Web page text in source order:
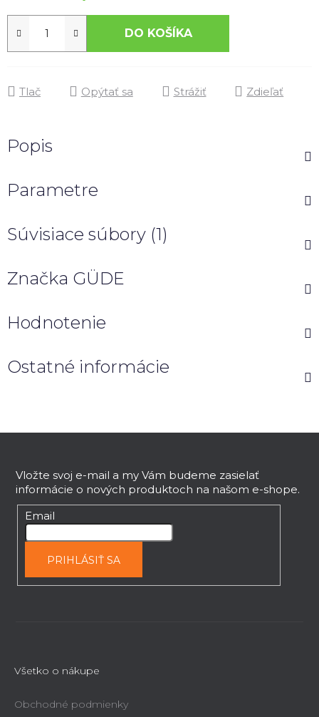
DO KOŠÍKA
Tlač Opýtať sa Strážiť Zdieľať
Popis
Parametre
Súvisiace súbory (1)
Značka GÜDE
Hodnotenie
Ostatné informácie
Vložte svoj e-mail a my Vám budeme zasielať
informácie o nových produktoch na našom e-shope.
Email
PRIHLÁSIŤ SA
Všetko o nákupe
Obchodné podmienky